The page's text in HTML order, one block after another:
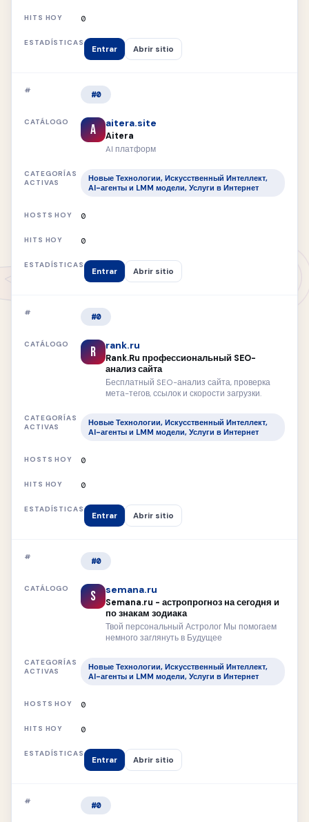
0
Entrar Abrir sitio
#0
A aitera.site
Aitera
AI платформ
Новые Технологии, Искусственный Интеллект,
AI-агенты и LMM модели, Услуги в Интернет
0
0
Entrar Abrir sitio
#0
R rank.ru
Rank.Ru профессиональный SEO-
анализ сайта
Бесплатный SEO-анализ сайта, проверка
мета-тегов, ссылок и скорости загрузки.
Новые Технологии, Искусственный Интеллект,
AI-агенты и LMM модели, Услуги в Интернет
0
0
Entrar Abrir sitio
#0
S semana.ru
Semana.ru - астропрогноз на сегодня и
по знакам зодиака
Твой персональный Астролог Мы помогаем
немного заглянуть в Будущее
Новые Технологии, Искусственный Интеллект,
AI-агенты и LMM модели, Услуги в Интернет
0
0
Entrar Abrir sitio
#0